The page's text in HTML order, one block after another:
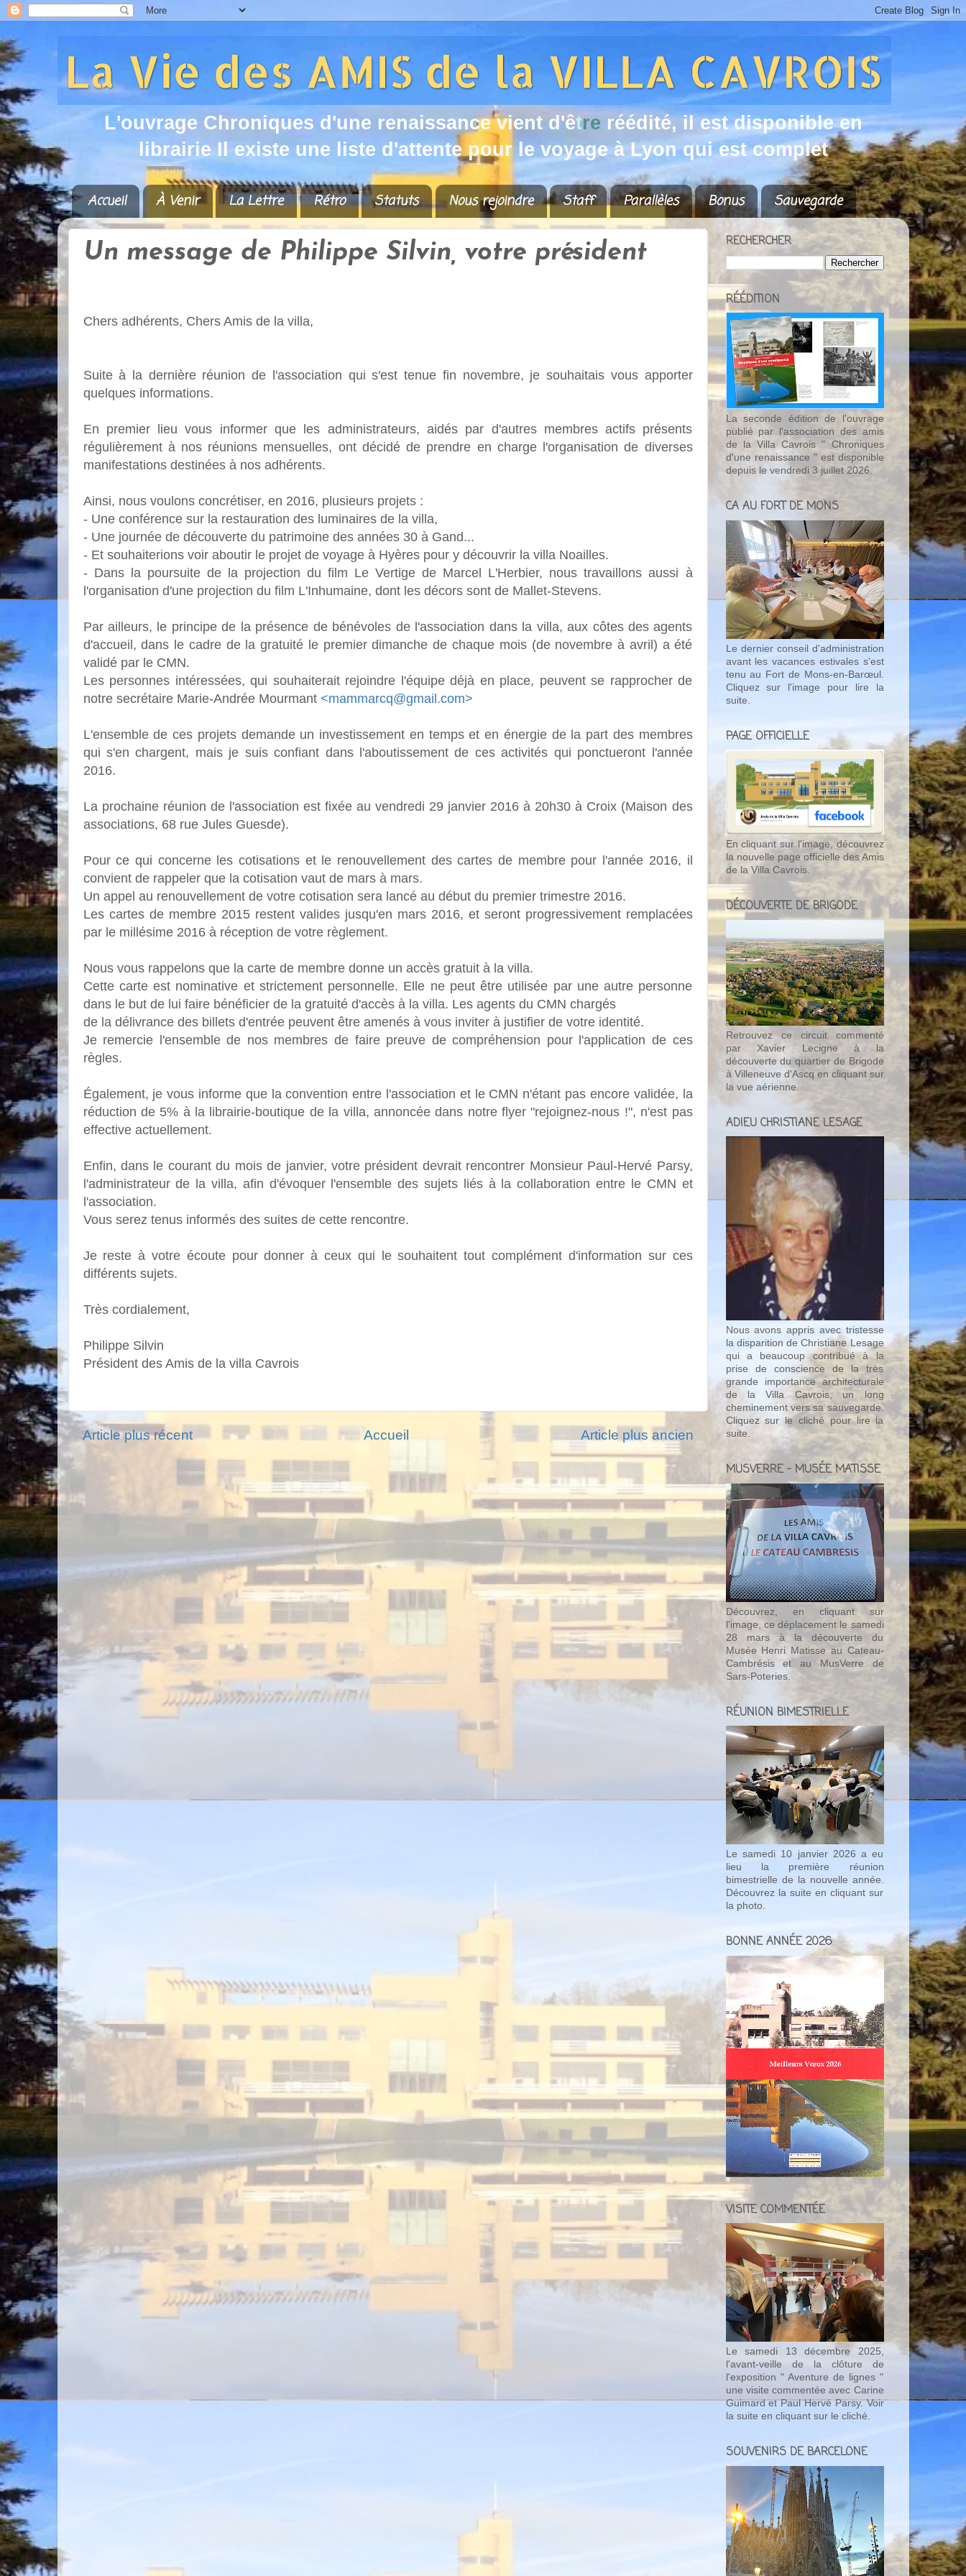
L'ouvrage C hroniques d 'une renaissance vient d'être rééd ité, il est disponible en
i brairie I existe une iste d 'attente pour e voyage à Lyon qui est complet
Accueil À Venir La Lettre Rétro Statuts Nous rejoindre Staff Parallèles Bonus Sauvegarde
Un message de Philippe Silvin, votre président
Chers adhérents, Chers Amis de la villa,
Suite à la dernière réunion de l'association qui s'est tenue fin novembre, je souhaitais vous apporter
quelques informations.
En premier lieu vous informer que les administrateurs, aidés par d'autres membres actifs présents
régulièrement à nos réunions mensuelles, ont décidé de prendre en charge l'organisation de diverses
manifestations destinées à nos adhérents.
Ainsi, nous voulons concrétiser, en 2016, plusieurs projets :
- Une conférence sur la restauration des luminaires de la villa,
- Une journée de découverte du patrimoine des années 30 à Gand...
- Et souhaiterions voir aboutir le projet de voyage à Hyères pour y découvrir la villa Noailles.
- Dans la poursuite de la projection du film Le Vertige de Marcel L'Herbier, nous travaillons aussi à
l'organisation d'une projection du film L'Inhumaine, dont les décors sont de Mallet-Stevens.
Par ailleurs, le principe de la présence de bénévoles de l'association dans la villa, aux côtes des agents
d'accueil, dans le cadre de la gratuité le premier dimanche de chaque mois (de novembre à avril) a été
validé par le CMN.
Les personnes intéressées, qui souhaiterait rejoindre l'équipe déjà en place, peuvent se rapprocher de
notre secrétaire Marie-Andrée Mourmant <mammarcq@gmail.com>
L'ensemble de ces projets demande un investissement en temps et en énergie de la part des membres
qui s'en chargent, mais je suis confiant dans l'aboutissement de ces activités qui ponctueront l'année
2016.
La prochaine réunion de l'association est fixée au vendredi 29 janvier 2016 à 20h30 à Croix (Maison des
associations, 68 rue Jules Guesde).
Pour ce qui concerne les cotisations et le renouvellement des cartes de membre pour l'année 2016, il
convient de rappeler que la cotisation vaut de mars à mars.
Un appel au renouvellement de votre cotisation sera lancé au début du premier trimestre 2016.
Les cartes de membre 2015 restent valides jusqu'en mars 2016, et seront progressivement remplacées
par le millésime 2016 à réception de votre règlement.
Nous vous rappelons que la carte de membre donne un accès gratuit à la villa.
Cette carte est nominative et strictement personnelle. Elle ne peut être utilisée par une autre personne
dans le but de lui faire bénéficier de la gratuité d'accès à la villa. Les agents du CMN chargés
de la délivrance des billets d'entrée peuvent être amenés à vous inviter à justifier de votre identité.
Je remercie l'ensemble de nos membres de faire preuve de compréhension pour l'application de ces
règles.
Également, je vous informe que la convention entre l'association et le CMN n'étant pas encore validée, la
réduction de 5% à la librairie-boutique de la villa, annoncée dans notre flyer "rejoignez-nous !", n'est pas
effective actuellement.
Enfin, dans le courant du mois de janvier, votre président devrait rencontrer Monsieur Paul-Hervé Parsy,
l'administrateur de la villa, afin d'évoquer l'ensemble des sujets liés à la collaboration entre le CMN et
l'association.
Vous serez tenus informés des suites de cette rencontre.
Je reste à votre écoute pour donner à ceux qui le souhaitent tout complément d'information sur ces
différents sujets.
Très cordialement,
Philippe Silvin
Président des Amis de la villa Cavrois
Article plus récent Article plus ancien
Accueil
RECHERCHER
RÉÉDITION
La seconde édition de l'ouvrage
publié par l'association des amis
de la Villa Cavrois " Chroniques
d'une renaissance " est disponible
depuis le vendredi 3 juillet 2026.
CA AU FORT DE MONS
Le dernier conseil d'administration
avant les vacances estivales s'est
tenu au Fort de Mons-en-Barœul.
Cliquez sur l'image pour lire la
suite.
PAGE OFFICIELLE
En cliquant sur l'image, découvrez
la nouvelle page officielle des Amis
de la Villa Cavrois.
DÉCOUVERTE DE BRIGODE
Retrouvez ce circuit commenté
par Xavier Lecigne à la
découverte du quartier de Brigode
à Villeneuve d'Ascq en cliquant sur
la vue aérienne.
ADIEU CHRISTIANE LESAGE
Nous avons appris avec tristesse
la disparition de Christiane Lesage
qui a beaucoup contribué à la
prise de conscience de la très
grande importance architecturale
de la Villa Cavrois, un long
cheminement vers sa sauvegarde.
Cliquez sur le cliché pour lire la
suite.
MUSVERRE - MUSÉE MATISSE
Découvrez, en cliquant sur
l'image, ce déplacement le samedi
28 mars à la découverte du
Musée Henri Matisse au Cateau-
Cambrésis et au MusVerre de
Sars-Poteries.
RÉUNION BIMESTRIELLE
Le samedi 10 janvier 2026 a eu
lieu la première réunion
bimestrielle de la nouvelle année.
Découvrez la suite en cliquant sur
la photo.
BONNE ANNÉE 2026
VISITE COMMENTÉE
Le samedi 13 décembre 2025,
l'avant-veille de la clôture de
l'exposition " Aventure de lignes "
une visite commentée avec Carine
Guimard et Paul Hervé Parsy. Voir
la suite en cliquant sur le cliché.
SOUVENIRS DE BARCELONE